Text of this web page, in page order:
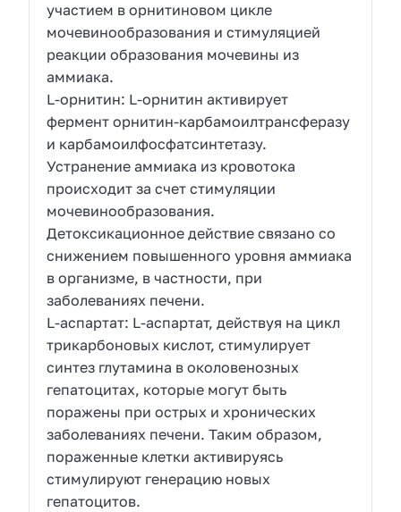
участием в орнитиновом цикле
мочевинообразования и стимуляцией
реакции образования мочевины из
аммиака.
L-орнитин: L-орнитин активирует
фермент орнитин-карбамоилтрансферазу
и карбамоилфосфатсинтетазу.
Устранение аммиака из кровотока
происходит за счет стимуляции
мочевинообразования.
Детоксикационное действие связано со
снижением повышенного уровня аммиака
в организме, в частности, при
заболеваниях печени.
L-аспартат: L-аспартат, действуя на цикл
трикарбоновых кислот, стимулирует
синтез глутамина в околовенозных
гепатоцитах, которые могут быть
поражены при острых и хронических
заболеваниях печени. Таким образом,
пораженные клетки активируясь
стимулируют генерацию новых
гепатоцитов.